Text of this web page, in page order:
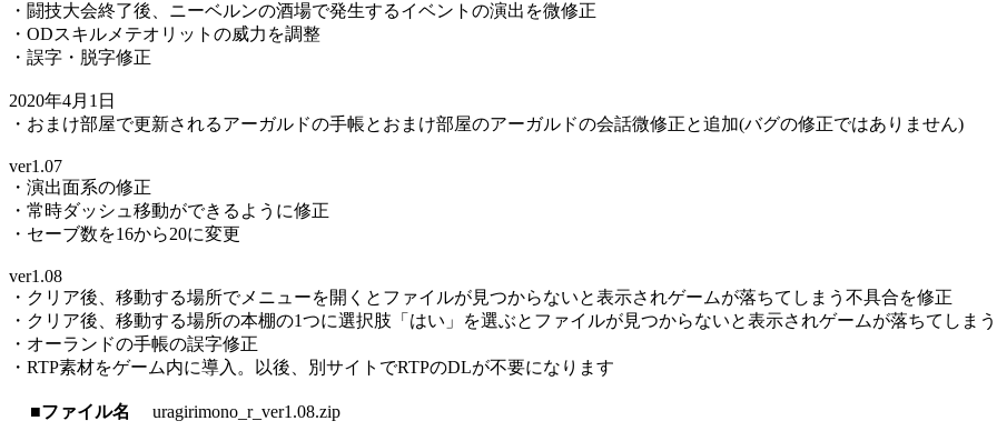
・闘技大会終了後、ニーベルンの酒場で発生するイベントの演出を微修正
・ODスキルメテオリットの威力を調整
・誤字・脱字修正
2020年4月1日
・おまけ部屋で更新されるアーガルドの手帳とおまけ部屋のアーガルドの会話微修正と追加(バグの修正ではありません)
ver1.07
・演出面系の修正
・常時ダッシュ移動ができるように修正
・セーブ数を16から20に変更
ver1.08
・クリア後、移動する場所でメニューを開くとファイルが見つからないと表示されゲームが落ちてしまう不具合を修正
・クリア後、移動する場所の本棚の1つに選択肢「はい」を選ぶとファイルが見つからないと表示されゲームが落ちてしま
・オーランドの手帳の誤字修正
・RTP素材をゲーム内に導入。以後、別サイトでRTPのDLが不要になります
■ファイル名
uragirimono_r_ver1.08.zip